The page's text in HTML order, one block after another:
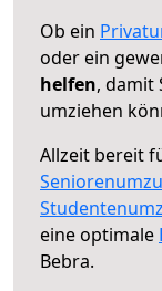
Ob ein
oder ein
helfen, damit
umziehen
Allzeit bereit
eine optimale
Bebra.